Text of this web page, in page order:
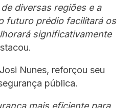
diversas regiões e a
futuro prédio facilitará os
significativamente
Nunes, reforçou seu
pública.
mais eficiente para